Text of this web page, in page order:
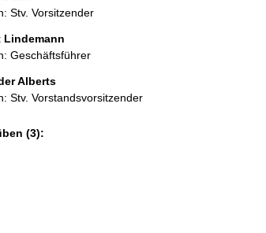
Stv. Vorsitzender
Lindemann
Geschäftsführer
Alberts
Stv. Vorstandsvorsitzender
(3):